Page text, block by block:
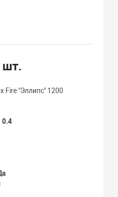
шт.
Fire "Эллипс" 1200
0.4